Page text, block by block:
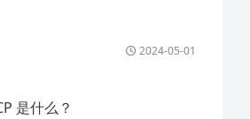
2024-05-01
是什么？